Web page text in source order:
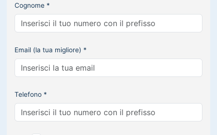
Cognome *
Email (la tua migliore) *
Telefono *